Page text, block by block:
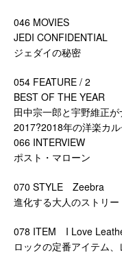
046 MOVIES
JEDI CONFIDENTIAL
ジェダイの秘密
054 FEATURE / 2
BEST OF THE YEAR
田中宗一郎と宇野維正
2017?2018年の洋楽カ
066 INTERVIEW
ポスト・マローン
070 STYLE Zeebra
進化する大人のストリ
078 ITEM I Love
ロックの定番アイテム